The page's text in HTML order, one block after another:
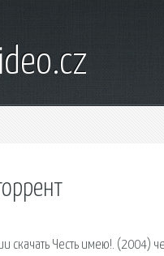
скачать Честь имею!. (2004)